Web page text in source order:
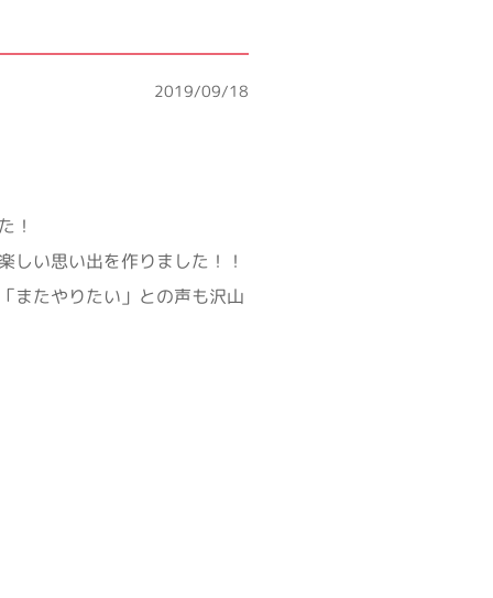
2019/09/18
！
しい思い出を作りました！！
またやりたい」との声も沢山